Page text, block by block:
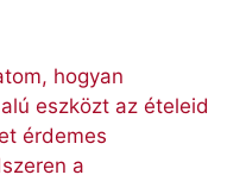
hogyan
eszközt az ételeid
érdemes
a